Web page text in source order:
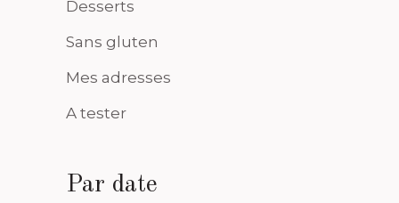
Desserts
Sans gluten
Mes adresses
A tester
Par date